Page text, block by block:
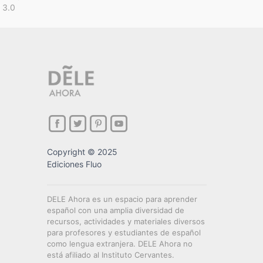
3.0
Copyright © 2025
Ediciones Fluo
DELE Ahora es un espacio para aprender
español con una amplia diversidad de
recursos, actividades y materiales diversos
para profesores y estudiantes de español
como lengua extranjera. DELE Ahora no
está afiliado al Instituto Cervantes.